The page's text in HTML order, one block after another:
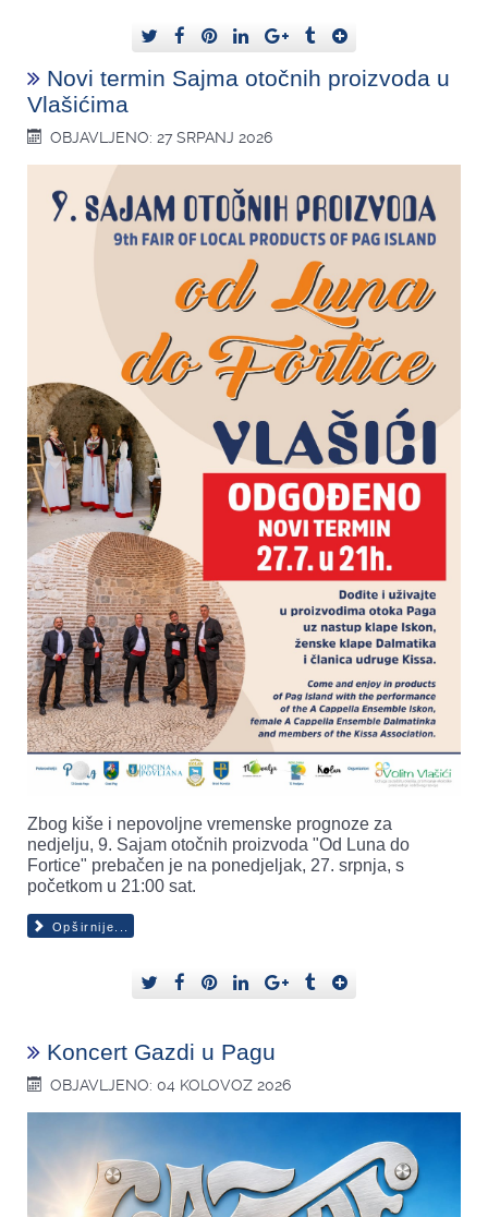
Novi termin Sajma otočnih proizvoda u
Vlašićima
OBJAVLJENO: 27 SRPANJ 2026
Zbog kiše i nepovoljne vremenske prognoze za
nedjelju, 9. Sajam otočnih proizvoda "Od Luna do
Fortice" prebačen je na ponedjeljak, 27. srpnja, s
početkom u 21:00 sat.
Opširnije...
Koncert Gazdi u Pagu
OBJAVLJENO: 04 KOLOVOZ 2026